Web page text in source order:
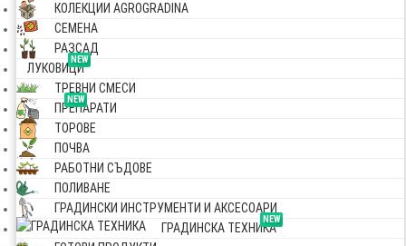
КОЛЕКЦИИ AGROGRADINA
СЕМЕНА
РАЗСАД
NEW
ЛУКОВИЦИ
ТРЕВНИ СМЕСИ
NEW
ПРЕПАРАТИ
ТОРОВЕ
ПОЧВА
РАБОТНИ СЪДОВЕ
ПОЛИВАНЕ
ГРАДИНСКИ ИНСТРУМЕНТИ И АКСЕСОАРИ
NEW
ГРАДИНСКА ТЕХНИКА